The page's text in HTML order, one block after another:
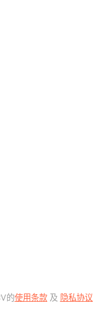
的使用条款及 隐私协议